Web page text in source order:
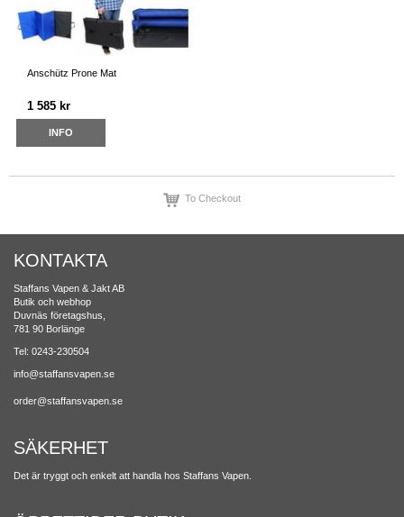
Anschütz Prone Mat
1 585 kr
INFO
To Checkout
KONTAKTA
Staffans Vapen & Jakt AB
Butik och webhop
Duvnäs företagshus,
781 90 Borlänge
Tel: 0243-230504
info@staffansvapen.se
order@staffansvapen.se
SÄKERHET
Det är tryggt och enkelt att handla hos Staffans Vapen.